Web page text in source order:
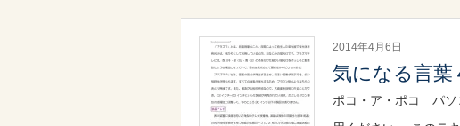
2014年4月6日
気になる言葉
ポコ・ア・ポコ パソ